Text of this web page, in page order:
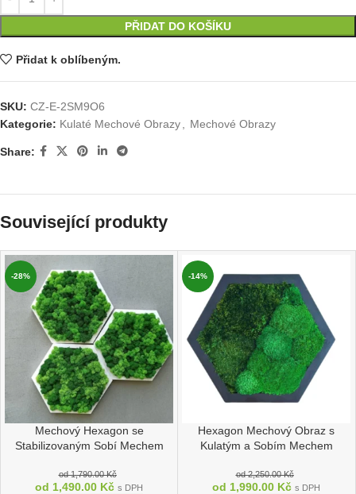
PŘIDAT DO KOŠÍKU
Přidat k oblíbeným.
SKU: CZ-E-2SM9O6
Kategorie: Kulaté Mechové Obrazy Mechové Obrazy
Share:
Související produkty
-28%
Mechový Hexagon se
Stabilizovaným Sobí Mechem
od1,790.00Kč
od 1,490.00 Kč s DPH
-14%
Hexagon Mechový Obraz s
Kulatým a Sobím Mechem
od2,250.00Kč
od 1,990.00 Kč s DPH